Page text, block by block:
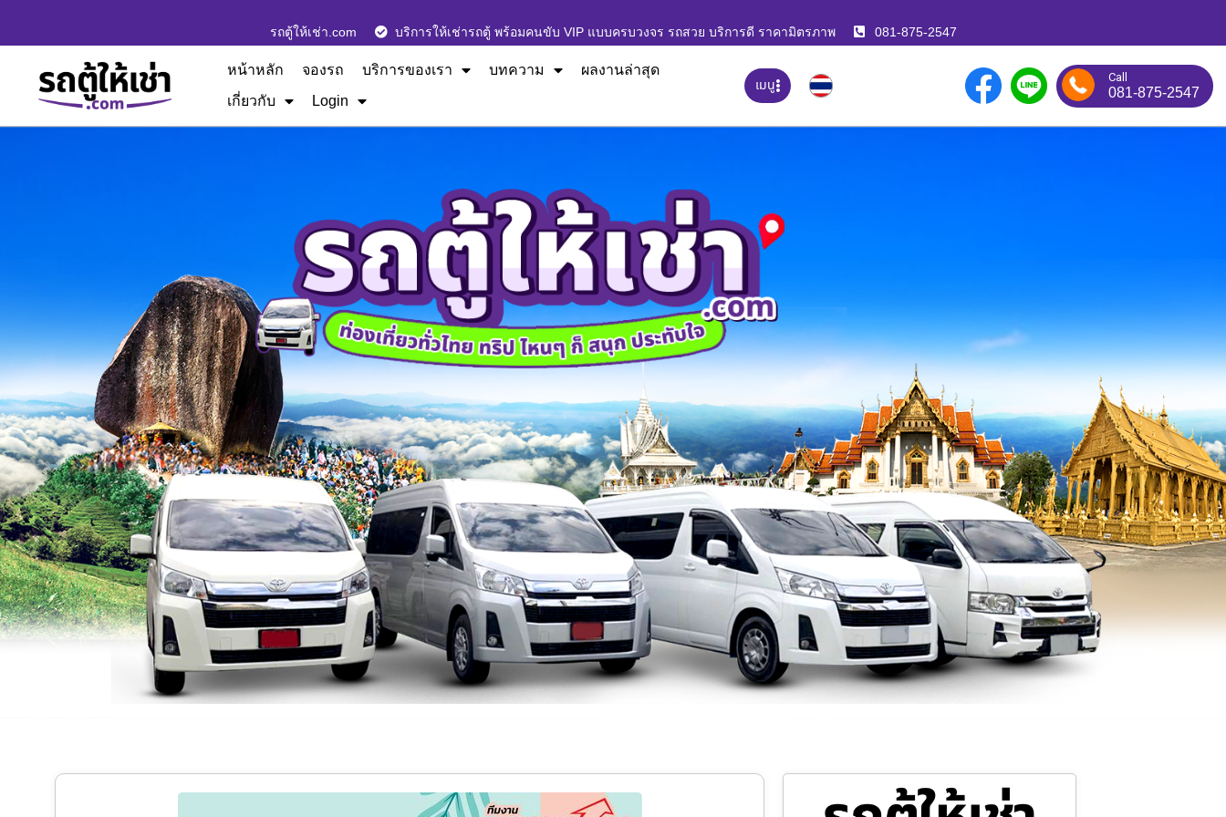
รถตู้ให้เช่า.com บริการให้เช่ารถตู้ พร้อมคนขับ VIP แบบครบวงจร รถสวย บริการดี ราคามิตรภาพ 081-875-2547
หน้าหลัก จองรถ บริการของเรา บทความ
ผลงานล่าสุด
เกี่ยวกับ
Login
เมนู Call
081-875-2547